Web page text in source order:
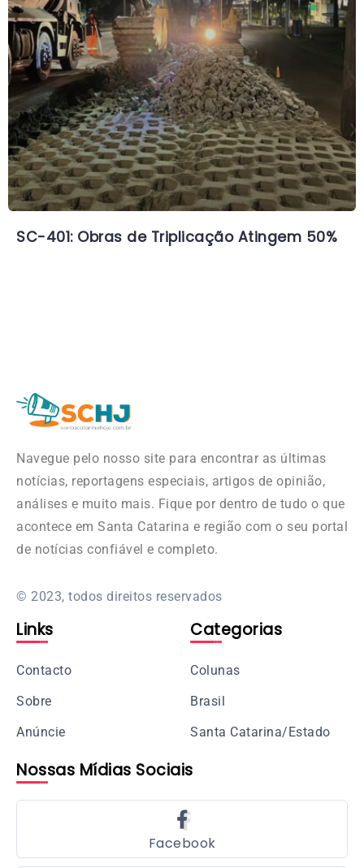
SC-401: Obras de Triplicação Atingem 50%
Navegue pelo nosso site para encontrar as últimas
notícias, reportagens especiais, artigos de opinião,
análises e muito mais. Fique por dentro de tudo o que
acontece em Santa Catarina e região com o seu portal
de notícias confiável e completo.
© 2023, todos direitos reservados
Links
Contacto
Sobre
Anúncie
Categorias
Colunas
Brasil
Santa Catarina/Estado
Nossas Mídias Sociais
Facebook